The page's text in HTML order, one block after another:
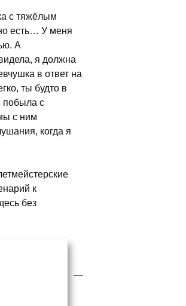
с тяжёлым
есть… У меня
А
я должна
в ответ на
ты будто в
побыла с
с ним
когда я
к
без
—